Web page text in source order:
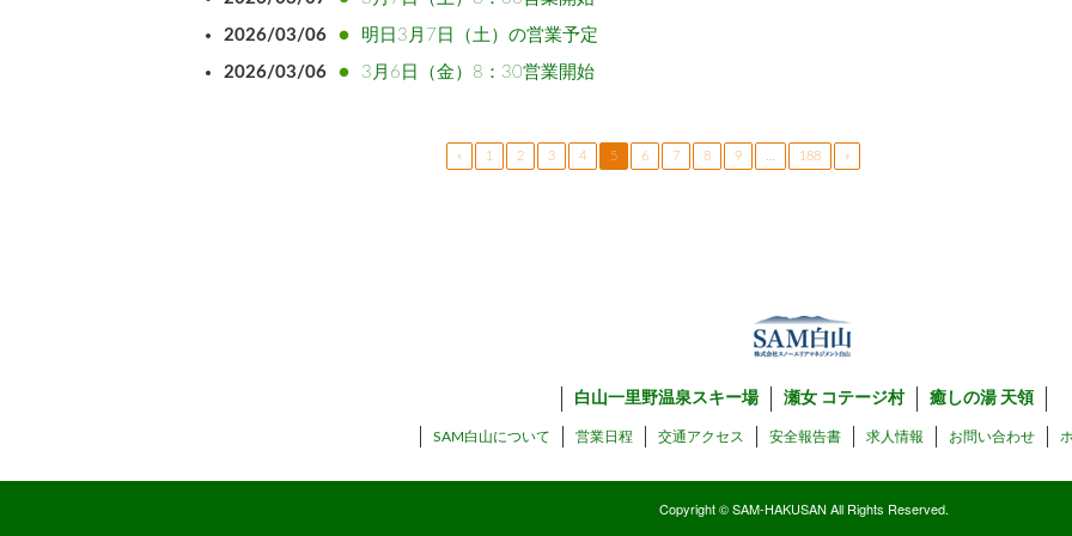
2026/03/06 明日3月7日（土）の営業予定
2026/03/06 3月6日（金）8：30営業開始
« 1 2 3 4 5 6 7 8 9 188 »
白山一里野温泉スキー場 瀬女 コテージ村 癒しの湯 天領
SAM白山について 営業日程 交通アクセス 安全報告書 求人情報 お問い合わせ
Copyright © SAM-HAKUSAN All Rights Reserved.